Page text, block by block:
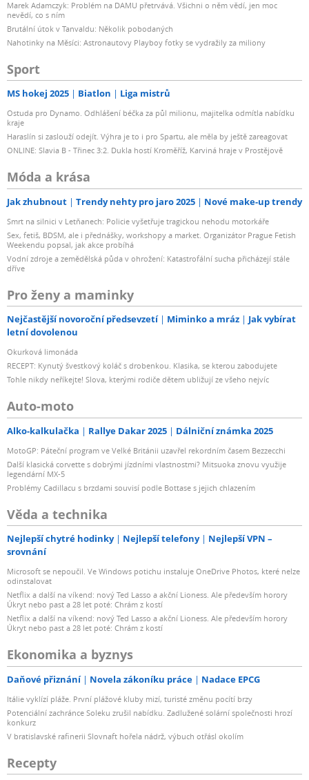
Marek Adamczyk: Problém na DAMU přetrvává. Všichni o něm vědí, jen moc
nevědí, co s ním
Brutální útok v Tanvaldu: Několik pobodaných
Nahotinky na Měsíci: Astronautovy Playboy fotky se vydražily za miliony
Sport
MS hokej 2025 Biatlon Liga mistrů
Ostuda pro Dynamo. Odhlášení béčka za půl milionu, majitelka odmítla nabídku
kraje
Haraslín si zaslouží odejít. Výhra je to i pro Spartu, ale měla by ještě zareagovat
ONLINE: Slavia B - Třinec 3:2. Dukla hostí Kroměříž, Karviná hraje v Prostějově
Móda a krása
Jak zhubnout Trendy nehty pro jaro 2025 Nové make-up trendy
Smrt na silnici v Letňanech: Policie vyšetřuje tragickou nehodu motorkáře
Sex, fetiš, BDSM, ale i přednášky, workshopy a market. Organizátor Prague Fetish
Weekendu popsal, jak akce probíhá
Vodní zdroje a zemědělská půda v ohrožení: Katastrofální sucha přicházejí stále
dříve
Pro ženy a maminky
Nejčastější novoroční předsevzetí Miminko a mráz
Jak vybírat
letní dovolenou
Okurková limonáda
RECEPT: Kynutý švestkový koláč s drobenkou. Klasika, se kterou zabodujete
Tohle nikdy neříkejte! Slova, kterými rodiče dětem ubližují ze všeho nejvíc
Auto-moto
Alko-kalkulačka Rallye Dakar 2025 Dálniční známka 2025
MotoGP: Páteční program ve Velké Británii uzavřel rekordním časem Bezzecchi
Další klasická corvette s dobrými jízdními vlastnostmi? Mitsuoka znovu využije
legendární MX-5
Problémy Cadillacu s brzdami souvisí podle Bottase s jejich chlazením
Věda a technika
Nejlepší chytré hodinky Nejlepší telefony
Nejlepší VPN –
srovnání
Microsoft se nepoučil. Ve Windows potichu instaluje OneDrive Photos, které nelze
odinstalovat
Netflix a další na víkend: nový Ted Lasso a akční Lioness. Ale především horory
Úkryt nebo past a 28 let poté: Chrám z kostí
Netflix a další na víkend: nový Ted Lasso a akční Lioness. Ale především horory
Úkryt nebo past a 28 let poté: Chrám z kostí
Ekonomika a byznys
Daňové přiznání Novela zákoníku práce Nadace EPCG
Itálie vyklízí pláže. První plážové kluby mizí, turisté změnu pocítí brzy
Potenciální zachránce Soleku zrušil nabídku. Zadlužené solární společnosti hrozí
konkurz
V bratislavské rafinerii Slovnaft hořela nádrž, výbuch otřásl okolím
Recepty